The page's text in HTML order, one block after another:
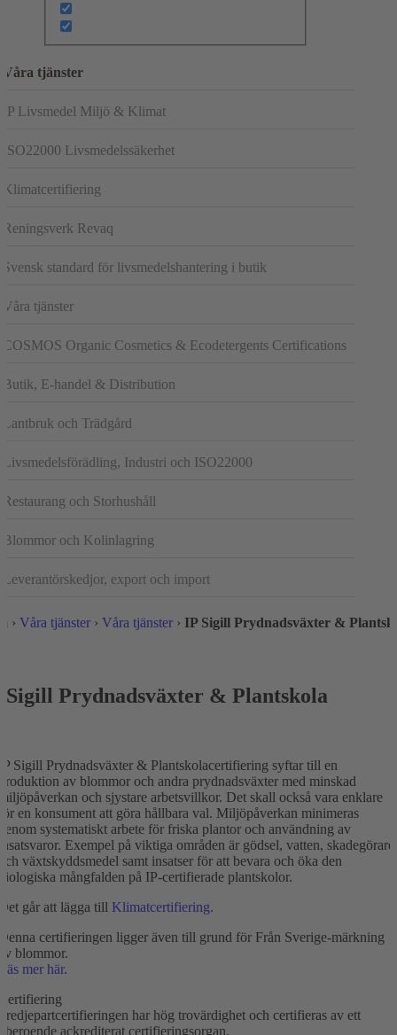
Våra tjänster
IP Livsmedel Miljö & Klimat
ISO22000 Livsmedelssäkerhet
Klimatcertifiering
Reningsverk Revaq
Svensk standard för livsmedelshantering i butik
Våra tjänster
COSMOS Organic Cosmetics & Ecodetergents Certifications
Butik, E-handel & Distribution
Lantbruk och Trädgård
Livsmedelsförädling, Industri och ISO22000
Restaurang och Storhushåll
Blommor och Kolinlagring
Leverantörskedjor, export och import
› Våra tjänster › Våra tjänster › IP Sigill Prydnadsväxter &
Sigill Prydnadsväxter & Plantskola
Sigill Prydnadsväxter & Plantskolacertifiering syftar till en
av blommor och andra prydnadsväxter med minskad
och sjystare arbetsvillkor. Det skall också vara enklare
en konsument att göra hållbara val. Miljöpåverkan minimeras
systematiskt arbete för friska plantor och användning av
Exempel på viktiga områden är gödsel, vatten, skadegörare
växtskyddsmedel samt insatser för att bevara och öka den
mångfalden på IP-certifierade plantskolor.
går att lägga till Klimatcertifiering.
certifieringen ligger även till grund för Från Sverige-märkning
blommor.
mer här.
har hög trovärdighet och certifieras av ett
ackrediterat certifieringsorgan.